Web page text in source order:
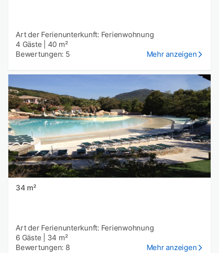
Art der Ferienunterkunft: Ferienwohnung
4 Gäste
40 m²
Bewertungen: 5
Mehr anzeigen
34 m²
Art der Ferienunterkunft: Ferienwohnung
6 Gäste
34 m²
Bewertungen: 8
Mehr anzeigen